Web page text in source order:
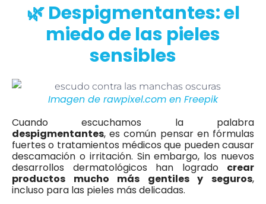
🌿 Despigmentantes: el
miedo de las pieles
sensibles
Imagen de rawpixel.com en Freepik
Cuando escuchamos la palabra
despigmentantes, es común pensar en fórmulas
fuertes o tratamientos médicos que pueden causar
descamación o irritación. Sin embargo, los nuevos
desarrollos dermatológicos han logrado crear
productos mucho más gentiles y seguros,
incluso para las pieles más delicadas.